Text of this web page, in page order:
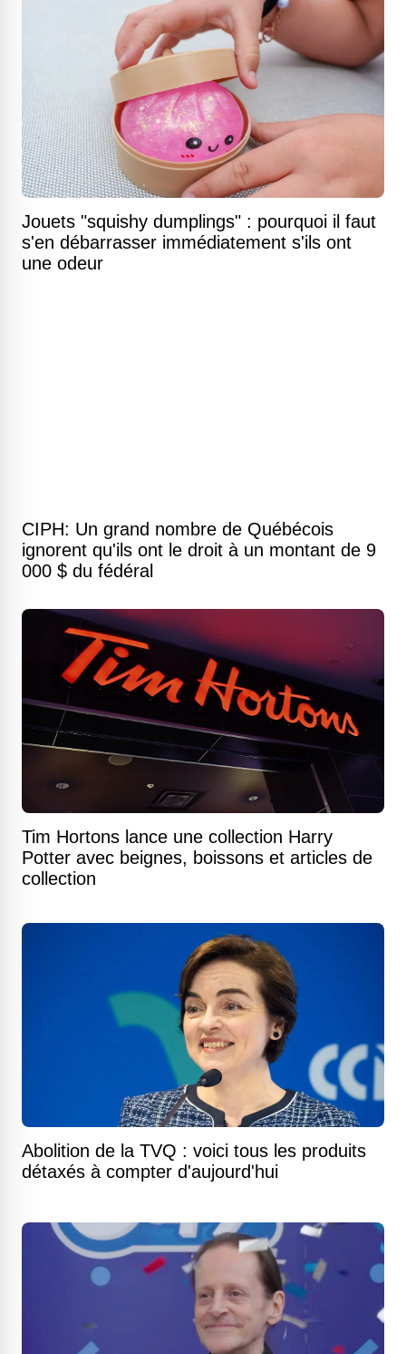
Jouets "squishy dumplings" : pourquoi il faut
s'en débarrasser immédiatement s'ils ont
une odeur
CIPH: Un grand nombre de Québécois
ignorent qu'ils ont le droit à un montant de 9
000 $ du fédéral
Tim Hortons lance une collection Harry
Potter avec beignes, boissons et articles de
collection
Abolition de la TVQ : voici tous les produits
détaxés à compter d'aujourd'hui